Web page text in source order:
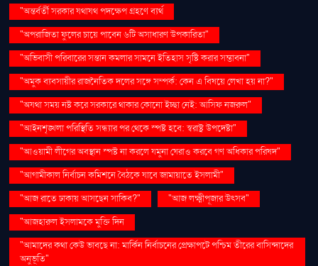
"অন্তর্বর্তী সরকার যথাযথ পদক্ষেপ গ্রহণে ব্যর্থ
"অপরাজিতা ফুলের চায়ে পাবেন ৬টি অসাধারণ উপকারিতা"
"অভিবাসী পরিবারের সন্তান কমলার সামনে ইতিহাস সৃষ্টি করার সম্ভাবনা"
"অমুক ব্যবসায়ীর রাজনৈতিক দলের সঙ্গে সম্পর্ক: কেন এ বিষয়ে লেখা হয় না?"
"অযথা সময় নষ্ট করে সরকারে থাকার কোনো ইচ্ছা নেই: আসিফ নজরুল"
"আইনশৃঙ্খলা পরিস্থিতি সন্ধ্যার পর থেকে স্পষ্ট হবে: স্বরাষ্ট্র উপদেষ্টা"
"আওয়ামী লীগের অবস্থান স্পষ্ট না করলে যমুনা ঘেরাও করবে গণ অধিকার পরিষদ"
"আগামীকাল নির্বাচন কমিশনে বৈঠকে যাবে জামায়াতে ইসলামী"
"আজ রাতে ঢাকায় আসছেন সাকিব?"
"আজ লক্ষ্মীপূজার উৎসব"
"আজহারুল ইসলামকে মুক্তি দিন
"আমাদের কথা কেউ ভাবছে না: মার্কিন নির্বাচনের প্রেক্ষাপটে পশ্চিম তীরের বাসিন্দাদের
অনুভূতি"